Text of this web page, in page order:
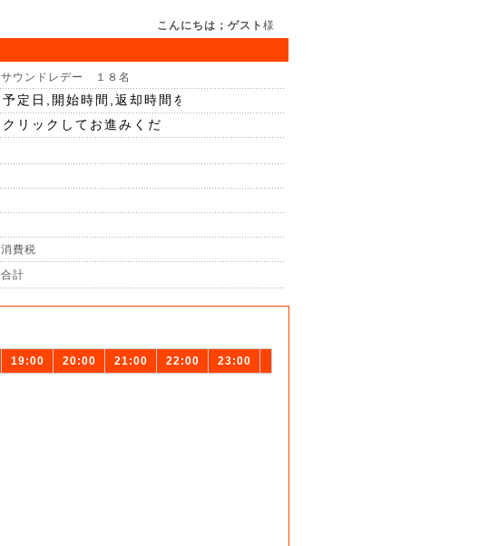
こんにちは；ゲスト 様
サウンドレデー １８名
消費税
合計
19:00 20:00 21:00 22:00 23:00